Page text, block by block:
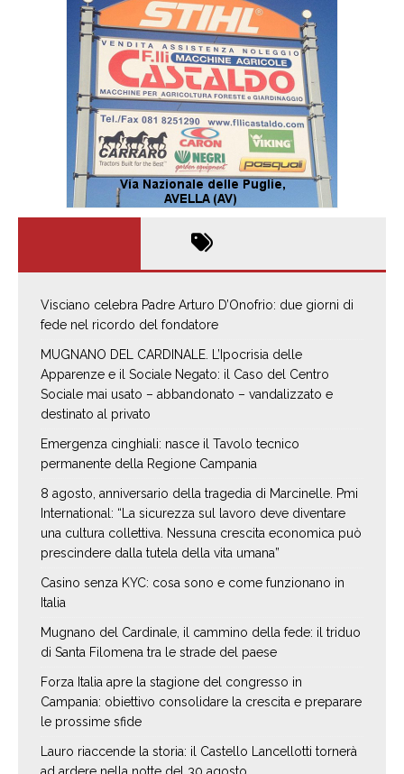
Visciano celebra Padre Arturo D’Onofrio: due giorni di
fede nel ricordo del fondatore
MUGNANO DEL CARDINALE. L’Ipocrisia delle
Apparenze e il Sociale Negato: il Caso del Centro
Sociale mai usato – abbandonato – vandalizzato e
destinato al privato
Emergenza cinghiali: nasce il Tavolo tecnico
permanente della Regione Campania
8 agosto, anniversario della tragedia di Marcinelle. Pmi
International: “La sicurezza sul lavoro deve diventare
una cultura collettiva. Nessuna crescita economica può
prescindere dalla tutela della vita umana”
Casino senza KYC: cosa sono e come funzionano in
Italia
Mugnano del Cardinale, il cammino della fede: il triduo
di Santa Filomena tra le strade del paese
Forza Italia apre la stagione del congresso in
Campania: obiettivo consolidare la crescita e preparare
le prossime sfide
Lauro riaccende la storia: il Castello Lancellotti tornerà